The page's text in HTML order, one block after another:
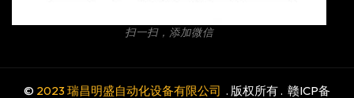
扫一扫，添加微信
© 2023 瑞昌明盛自动化设备有限公司 . 版权所有 . 赣ICP备